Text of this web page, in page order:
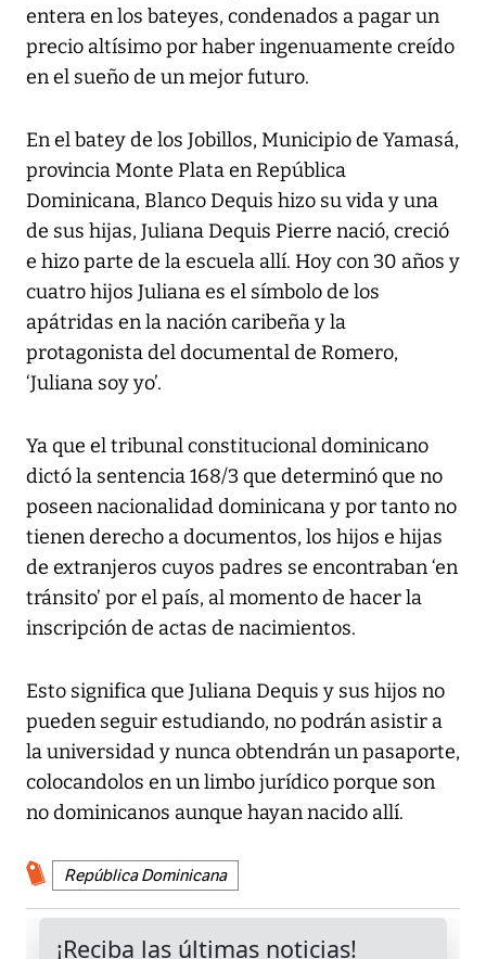
entera en los bateyes, condenados a pagar un
precio altísimo por haber ingenuamente creído
en el sueño de un mejor futuro.
En el batey de los Jobillos, Municipio de Yamasá,
provincia Monte Plata en República
Dominicana, Blanco Dequis hizo su vida y una
de sus hijas, Juliana Dequis Pierre nació, creció
e hizo parte de la escuela allí. Hoy con 30 años y
cuatro hijos Juliana es el símbolo de los
apátridas en la nación caribeña y la
protagonista del documental de Romero,
‘Juliana soy yo’.
Ya que el tribunal constitucional dominicano
dictó la sentencia 168/3 que determinó que no
poseen nacionalidad dominicana y por tanto no
tienen derecho a documentos, los hijos e hijas
de extranjeros cuyos padres se encontraban ‘en
tránsito’ por el país, al momento de hacer la
inscripción de actas de nacimientos.
Esto significa que Juliana Dequis y sus hijos no
pueden seguir estudiando, no podrán asistir a
la universidad y nunca obtendrán un pasaporte,
colocandolos en un limbo jurídico porque son
no dominicanos aunque hayan nacido allí.
República Dominicana